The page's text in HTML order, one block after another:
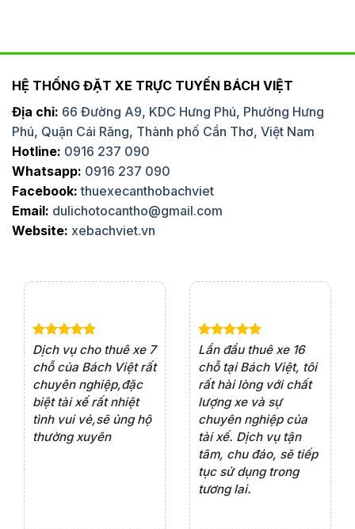
HỆ THỐNG ĐẶT XE TRỰC TUYẾN BÁCH VIỆT
Địa chỉ: 66 Đường A9, KDC Hưng Phú, Phường Hưng
Phú, Quận Cái Răng, Thành phố Cần Thơ, Việt Nam
Hotline: 0916 237 090
Whatsapp: 0916 237 090
Facebook: thuexecanthobachviet
Email: dulichotocantho@gmail.com
Website: xebachviet.vn
Dịch vụ cho thuê xe 7
chỗ của Bách Việt rất
chuyên nghiệp,đặc
biệt tài xế rất nhiệt
tình vui vẻ,sẽ ủng hộ
thường xuyên
Lần đầu thuê xe 16
chỗ tại Bách Việt, tôi
rất hài lòng với chất
lượng xe và sự
chuyên nghiệp của
tài xế. Dịch vụ tận
tâm, chu đáo, sẽ tiếp
tục sử dụng trong
tương lai.